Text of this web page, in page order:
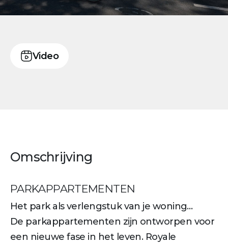
Video
Omschrijving
PARKAPPARTEMENTEN
Het park als verlengstuk van je woning…
De parkappartementen zijn ontworpen voor
een nieuwe fase in het leven. Royale